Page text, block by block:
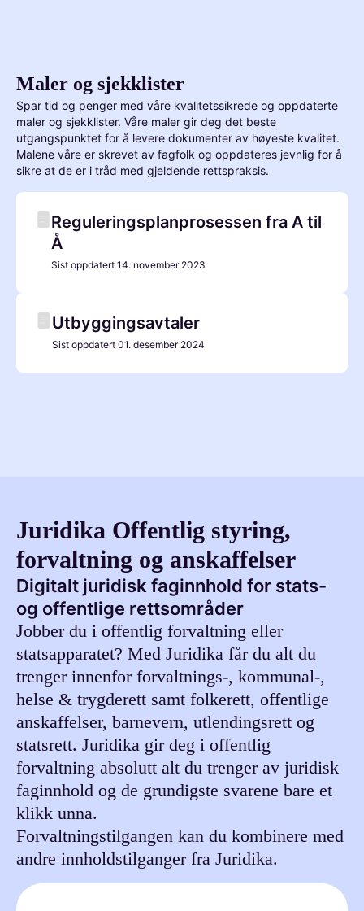
Maler og sjekklister
Spar tid og penger med våre kvalitetssikrede og oppdaterte
maler og sjekklister. Våre maler gir deg det beste
utgangspunktet for å levere dokumenter av høyeste kvalitet.
Malene våre er skrevet av fagfolk og oppdateres jevnlig for å
sikre at de er i tråd med gjeldende rettspraksis.
Reguleringsplanprosessen fra A til
Å
Sist oppdatert14. november 2023
Utbyggingsavtaler
Sist oppdatert 01. desember 2024
Juridika Offentlig styring,
forvaltning og anskaffelser
Digitalt juridisk faginnhold for stats-
og offentlige rettsområder
Jobber du i offentlig forvaltning eller
statsapparatet? Med Juridika får du alt du
trenger innenfor forvaltnings-, kommunal-,
helse & trygderett samt folkerett, offentlige
anskaffelser, barnevern, utlendingsrett og
statsrett. Juridika gir deg i offentlig
forvaltning absolutt alt du trenger av juridisk
faginnhold og de grundigste svarene bare et
klikk unna.
Forvaltningstilgangen kan du kombinere med
andre innholdstilganger fra Juridika.